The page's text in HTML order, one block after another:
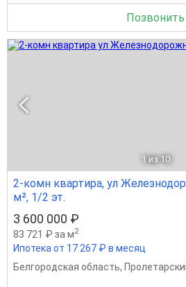
Позвонить
1 из 10
2-комн квартира, ул
м², 1/2 эт.
3 600 000 ₽
83 721 ₽ за м2
Ипотека от 17 267 ₽ в месяц
Белгородская область,